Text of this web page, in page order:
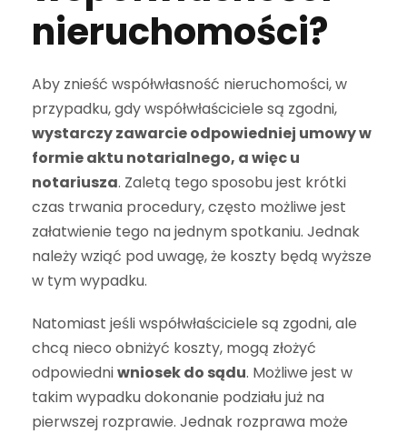
nieruchomości?
Aby znieść współwłasność nieruchomości, w
przypadku, gdy współwłaściciele są zgodni,
wystarczy zawarcie odpowiedniej umowy w
formie aktu notarialnego, a więc u
notariusza. Zaletą tego sposobu jest krótki
czas trwania procedury, często możliwe jest
załatwienie tego na jednym spotkaniu. Jednak
należy wziąć pod uwagę, że koszty będą wyższe
w tym wypadku.
Natomiast jeśli współwłaściciele są zgodni, ale
chcą nieco obniżyć koszty, mogą złożyć
odpowiedniwniosek do sądu. Możliwe jest w
takim wypadku dokonanie podziału już na
pierwszej rozprawie. Jednak rozprawa może